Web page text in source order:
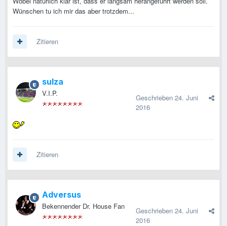
Wünschen tu ich mir das aber trotzdem...
Zitieren
sulza
V.I.P. Geschrieben 24. Juni
2016
Zitieren
Adversus
Bekennender Dr. House Fan Geschrieben 24. Juni
2016